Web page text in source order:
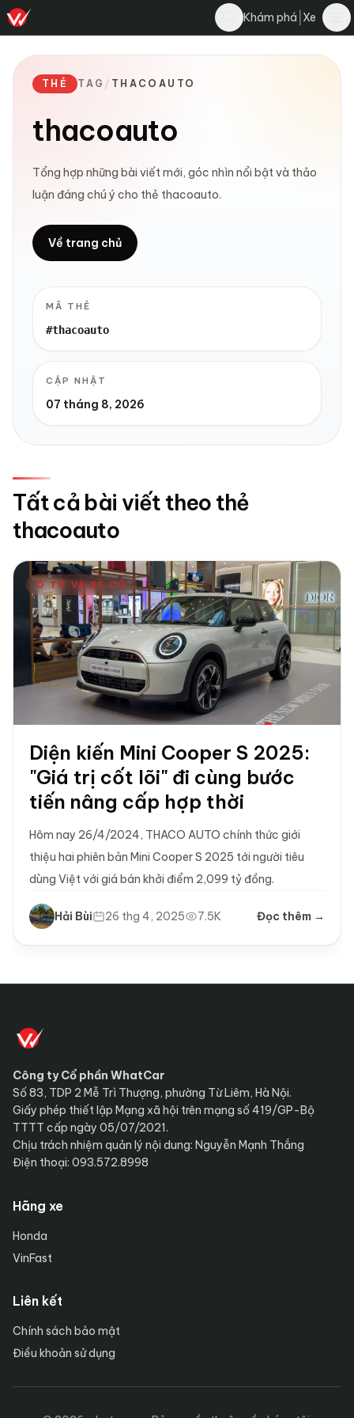
Khám phá Xe
THẺ TAG / THACOAUTO
thacoauto
Tổng hợp những bài viết mới, góc nhìn nổi bật và thảo
luận đáng chú ý cho thẻ thacoauto.
Về trang chủ
MÃ THẺ
#thacoauto
CẬP NHẬT
07 tháng 8, 2026
Tất cả bài viết theo thẻ
thacoauto
Ô TÔ VÀ XE CỘ
Diện kiến Mini Cooper S 2025:
"Giá trị cốt lõi" đi cùng bước
tiến nâng cấp hợp thời
Hôm nay 26/4/2024, THACO AUTO chính thức giới
thiệu hai phiên bản Mini Cooper S 2025 tới người tiêu
dùng Việt với giá bán khởi điểm 2,099 tỷ đồng.
Hải Bùi 26 thg 4, 2025 7.5K Đọc thêm →
Công ty Cổ phần WhatCar
Số 83, TDP 2 Mễ Trì Thượng, phường Từ Liêm, Hà Nội.
Giấy phép thiết lập Mạng xã hội trên mạng số 419/GP-Bộ
TTTT cấp ngày 05/07/2021.
Chịu trách nhiệm quản lý nội dung: Nguyễn Mạnh Thắng
Điện thoại: 093.572.8998
Hãng xe
Honda
VinFast
Liên kết
Chính sách bảo mật
Điều khoản sử dụng